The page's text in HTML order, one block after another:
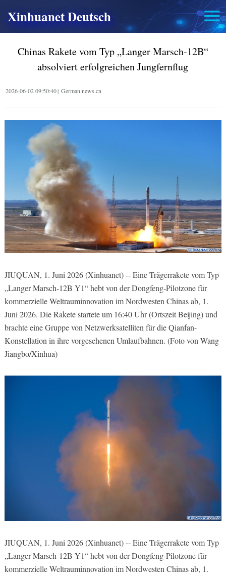
Xinhuanet Deutsch
Chinas Rakete vom Typ „Langer Marsch-12B“
absolviert erfolgreichen Jungfernflug
2026-06-02 09:50:40| German.news.cn
JIUQUAN, 1. Juni 2026 (Xinhuanet) -- Eine Trägerrakete vom Typ
„Langer Marsch-12B Y1“ hebt von der Dongfeng-Pilotzone für
kommerzielle Weltrauminnovation im Nordwesten Chinas ab, 1.
Juni 2026. Die Rakete startete um 16:40 Uhr (Ortszeit Beijing) und
brachte eine Gruppe von Netzwerksatelliten für die Qianfan-
Konstellation in ihre vorgesehenen Umlaufbahnen. (Foto von Wang
Jiangbo/Xinhua)
JIUQUAN, 1. Juni 2026 (Xinhuanet) -- Eine Trägerrakete vom Typ
„Langer Marsch-12B Y1“ hebt von der Dongfeng-Pilotzone für
kommerzielle Weltrauminnovation im Nordwesten Chinas ab, 1.